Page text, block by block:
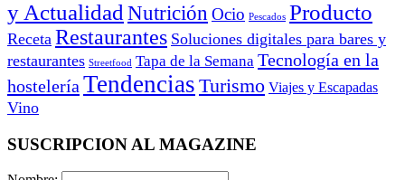
y Actualidad Nutrición Ocio Pescados Producto
Receta Restaurantes Soluciones digitales para bares y
restaurantes Streetfood Tapa de la Semana Tecnología en la
hostelería Tendencias Turismo Viajes y Escapadas
Vino
SUSCRIPCION AL MAGAZINE